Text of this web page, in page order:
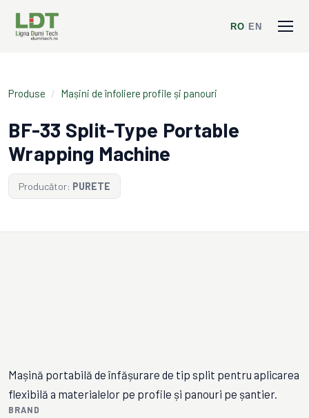
RO EN
Produse / Mașini de înfoliere profile și panouri
BF-33 Split-Type Portable
Wrapping Machine
Producător: PURETE
Mașină portabilă de înfășurare de tip split pentru aplicarea
flexibilă a materialelor pe profile și panouri pe șantier.
BRAND